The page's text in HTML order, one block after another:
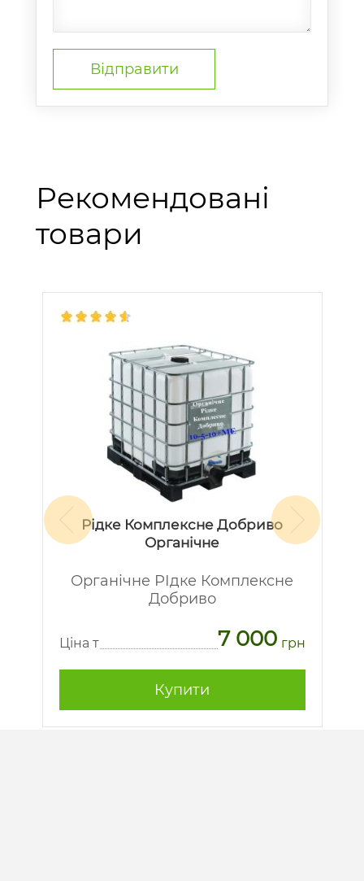
Рекомендовані
товари
Рідке Комплексне Добриво
Органічне
Органічне РІдке Комплексне
Добриво
Ціна т 7 000 грн
Купити